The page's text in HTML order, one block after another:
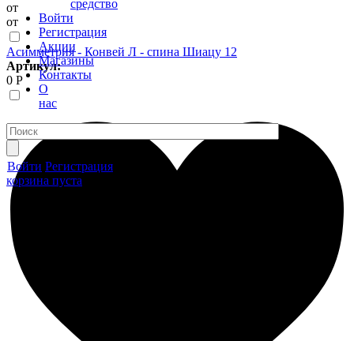
средство
Войти
Регистрация
Акции
Магазины
Контакты
О
нас
Войти Регистрация
корзина пуста
от
от
Асимметрия - Конвей Л - спина Шиацу 12
Артикул:
0 Р